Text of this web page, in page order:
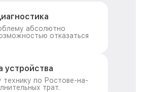
абсолютно
отказаться
устройства
технику по Ростове-на-
трат.